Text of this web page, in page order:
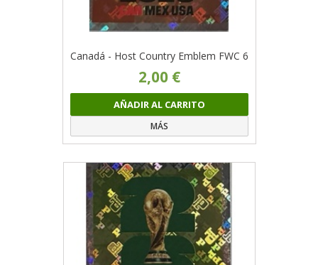
Canadá - Host Country Emblem FWC 6
2,00 €
AÑADIR AL CARRITO
MÁS